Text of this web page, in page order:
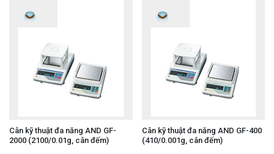
Cân kỹ thuật đa năng AND GF-
2000 (2100/0.01g, cân đếm)
Cân kỹ thuật đa năng AND GF-400
(410/0.001g, cân đếm)